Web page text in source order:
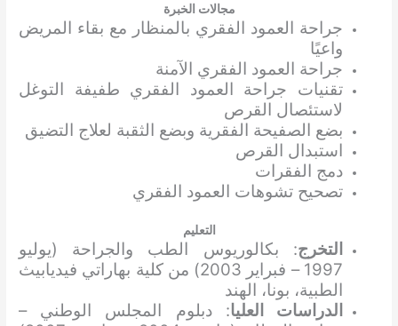
مجالات الخبرة
جراحة العمود الفقري بالمنظار مع بقاء المريض
واعيًا
جراحة العمود الفقري الآمنة
تقنيات جراحة العمود الفقري طفيفة التوغل
لاستئصال القرص
بضع الصفيحة الفقرية وبضع الثقبة لعلاج التضيق
استبدال القرص
دمج الفقرات
تصحيح تشوهات العمود الفقري
التعليم
التخرج: بكالوريوس الطب والجراحة (يوليو
1997 – فبراير 2003) من كلية بهاراتي فيديابيث
الطبية، بونا، الهند
الدراسات العليا: دبلوم المجلس الوطني –